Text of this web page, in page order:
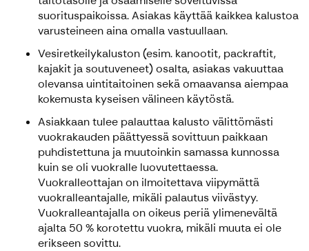
suorituspaikoissa. Asiakas käyttää kaikkea kalustoa
varusteineen aina omalla vastuullaan.
Vesiretkeilykaluston (esim. kanootit, packraftit,
kajakit ja soutuveneet) osalta, asiakas vakuuttaa
olevansa uintitaitoinen sekä omaavansa aiempaa
kokemusta kyseisen välineen käytöstä.
Asiakkaan tulee palauttaa kalusto välittömästi
vuokrakauden päättyessä sovittuun paikkaan
puhdistettuna ja muutoinkin samassa kunnossa
kuin se oli vuokralle luovutettaessa.
Vuokralleottajan on ilmoitettava viipymättä
vuokralleantajalle, mikäli palautus viivästyy.
Vuokralleantajalla on oikeus periä ylimenevältä
ajalta 50 % korotettu vuokra, mikäli muuta ei ole
erikseen sovittu.